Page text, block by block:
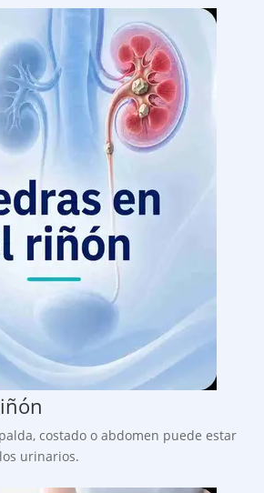
costado o abdomen puede estar
urinarios.